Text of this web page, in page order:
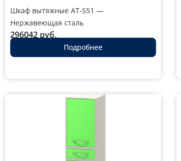
Шкаф вытяжные AT-S51 —
Нержавеющая сталь
296042 руб.
Подробнее